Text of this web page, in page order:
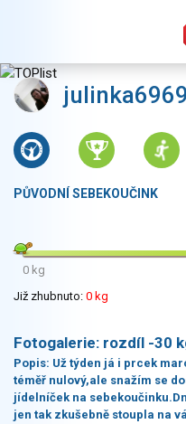
julinka6969
PŮVODNÍ SEBEKOUČINK
0 kg
Již zhubnuto: 0 kg
Fotogalerie: rozdíl -30
Popis: Už týden já i prcek
téměř nulový,ale snažím se
jídelníček na
jen tak zkušebně stoupla na